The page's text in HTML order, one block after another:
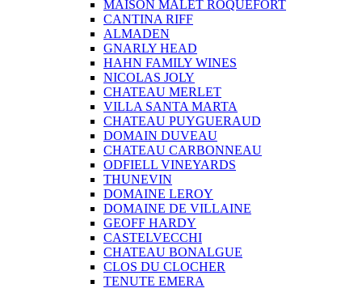
MAISON MALET ROQUEFORT
CANTINA RIFF
ALMADEN
GNARLY HEAD
HAHN FAMILY WINES
NICOLAS JOLY
CHATEAU MERLET
VILLA SANTA MARTA
CHATEAU PUYGUERAUD
DOMAIN DUVEAU
CHATEAU CARBONNEAU
ODFIELL VINEYARDS
THUNEVIN
DOMAINE LEROY
DOMAINE DE VILLAINE
GEOFF HARDY
CASTELVECCHI
CHATEAU BONALGUE
CLOS DU CLOCHER
TENUTE EMERA